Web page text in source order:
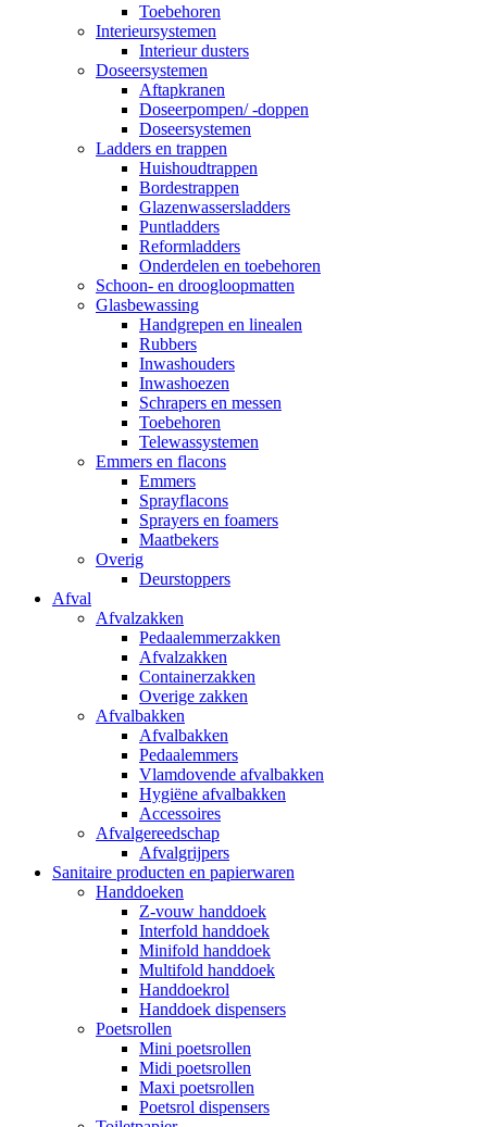
Toebehoren
Interieursystemen
Interieur dusters
Doseersystemen
Aftapkranen
Doseerpompen/ -doppen
Doseersystemen
Ladders en trappen
Huishoudtrappen
Bordestrappen
Glazenwassersladders
Puntladders
Reformladders
Onderdelen en toebehoren
Schoon- en droogloopmatten
Glasbewassing
Handgrepen en linealen
Rubbers
Inwashouders
Inwashoezen
Schrapers en messen
Toebehoren
Telewassystemen
Emmers en flacons
Emmers
Sprayflacons
Sprayers en foamers
Maatbekers
Overig
Deurstoppers
Afval
Afvalzakken
Pedaalemmerzakken
Afvalzakken
Containerzakken
Overige zakken
Afvalbakken
Afvalbakken
Pedaalemmers
Vlamdovende afvalbakken
Hygiëne afvalbakken
Accessoires
Afvalgereedschap
Afvalgrijpers
Sanitaire producten en papierwaren
Handdoeken
Z-vouw handdoek
Interfold handdoek
Minifold handdoek
Multifold handdoek
Handdoekrol
Handdoek dispensers
Poetsrollen
Mini poetsrollen
Midi poetsrollen
Maxi poetsrollen
Poetsrol dispensers